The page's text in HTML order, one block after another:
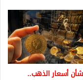
أسعار الذهب..